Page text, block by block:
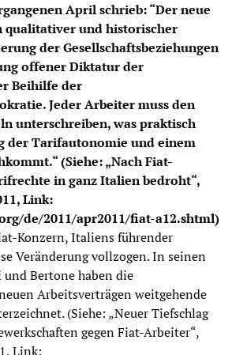
April schrieb: “Der neue
qualitativer und historischer
der Gesellschaftsbeziehungen
offener Diktatur der
Beihilfe der
Jeder Arbeiter muss den
unterschreiben, was praktisch
der Tarifautonomie und einem
(Siehe: „Nach Fiat-
in ganz Italien bedroht“,
Link:
de/2011/apr2011/fiat-a12.shtml)
Konzern, Italiens führender
Veränderung vollzogen. In seinen
Bertone haben die
Arbeitsverträgen weitgehende
(Siehe: „Neuer Tiefschlag
gegen Fiat-Arbeiter“,
Link: